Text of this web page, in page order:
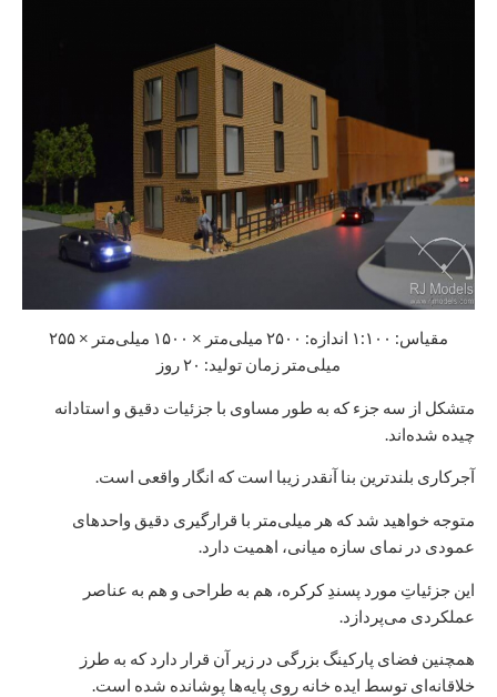
مقیاس: ۱:۱۰۰ اندازه: ۲۵۰۰ میلی‌متر × ۱۵۰۰ میلی‌متر × ۲۵۵
میلی‌متر زمان تولید: ۲۰ روز
متشکل از سه جزء که به طور مساوی با جزئیات دقیق و استادانه
چیده شده‌اند.
آجرکاری بلندترین بنا آنقدر زیبا است که انگار واقعی است.
متوجه خواهید شد که هر میلی‌متر با قرارگیری دقیق واحدهای
عمودی در نمای سازه میانی، اهمیت دارد.
این جزئیاتِ مورد پسندِ کرکره، هم به طراحی و هم به عناصر
عملکردی می‌پردازد.
همچنین فضای پارکینگ بزرگی در زیر آن قرار دارد که به طرز
خلاقانه‌ای توسط ایده خانه روی پایه‌ها پوشانده شده است.